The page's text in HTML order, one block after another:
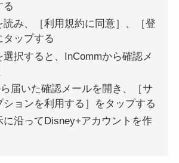
る
読み、［利用規約に同意］、［登
タップする
選択すると、InCommから確認メ
届いた確認メールを開き、［サ
ションを利用する］をタップする
に沿ってDisney+アカウントを作